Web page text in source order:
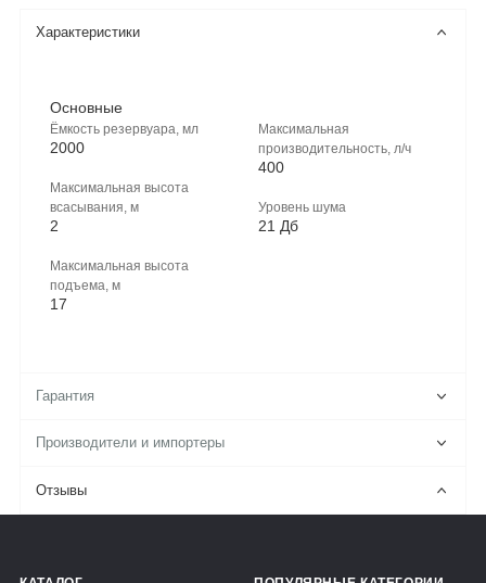
Характеристики
Основные
Ёмкость резервуара, мл
2000
Максимальная высота
всасывания, м
2
Максимальная высота
подъема, м
17
Максимальная
производительность, л/ч
400
Уровень шума
21 Дб
Гарантия
Производители и импортеры
Отзывы